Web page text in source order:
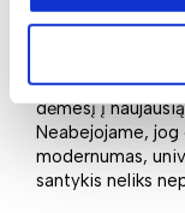
Kas naujo laukia?
Norite rinktis iš
dėmesį į
Neabejojame, jog
modernumas,
santykis neliks